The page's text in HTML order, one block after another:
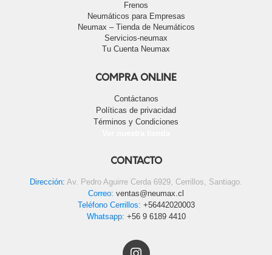
Frenos
Neumáticos para Empresas
Neumax – Tienda de Neumáticos
Servicios-neumax
Tu Cuenta Neumax
COMPRA ONLINE
Contáctanos
Políticas de privacidad
Términos y Condiciones
CONTACTO
Dirección: Av. Pedro Aguirre Cerda 6929, Cerrillos, Santiago.
Correo: ventas@neumax.cl
Teléfono Cerrillos: +56442020003
Whatsapp: +56 9 6189 4410